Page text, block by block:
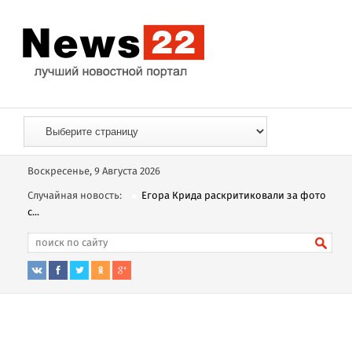
Воскресенье, 9 Августа 2026
Случайная новость:
Егора Крида раскритиковали за фото
с...